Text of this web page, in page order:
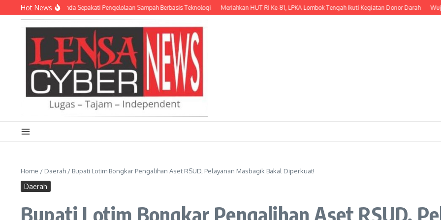
Lewati ke konten
Hot News
AD dan Empat Pemda Sepakati Pengelolaan Sampah Berbasis Teknologi Meriahkan HUT RI Ke-81, LPKA Lombok Tengah Ikuti Kegiatan Donor Darah Wujud
Home / Daerah / Bupati Lotim Bongkar Pengalihan Aset RSUD, Pelayanan Masbagik Bakal Diperkuat!
Daerah
Bupati Lotim Bongkar Pengalihan Aset RSUD,